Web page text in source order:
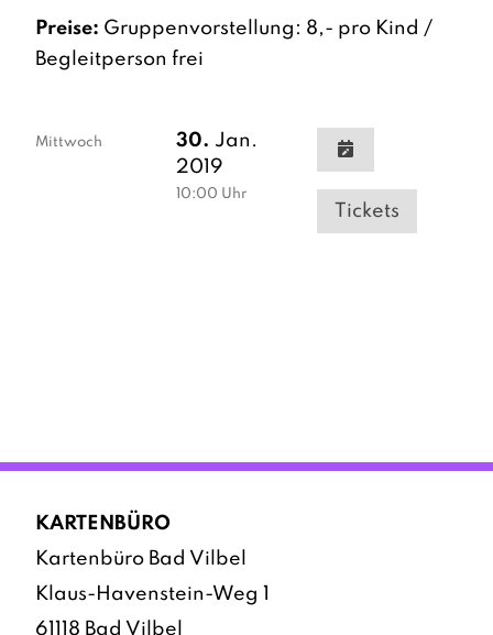
Preise: Gruppenvorstellung: 8,- pro Kind /
Begleitperson frei
Mittwoch 30. Jan.
2019
10:00 Uhr
Tickets
KARTENBÜRO
Kartenbüro Bad Vilbel
Klaus-Havenstein-Weg 1
61118 Bad Vilbel